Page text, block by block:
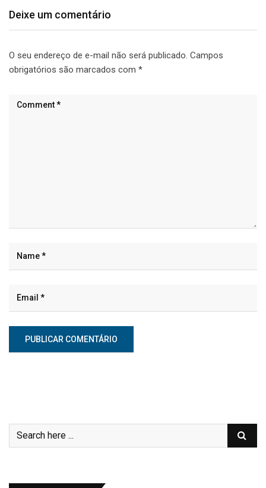
Deixe um comentário
O seu endereço de e-mail não será publicado. Campos
obrigatórios são marcados com *